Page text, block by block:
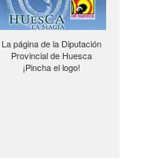
La página de la Diputación
Provincial de Huesca
¡Pincha el logo!